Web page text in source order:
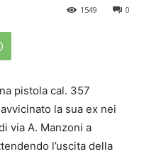
0
1549
pistola cal. 357
la sua ex nei
via A. Manzoni a
l’uscita della